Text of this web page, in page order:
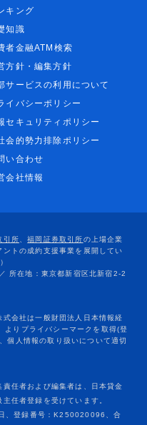
キング
知識
者金融ATM検索
方針・編集方針
サービスの利用について
イバシーポリシー
セキュリティポリシー
会的勢力排除ポリシー
い合わせ
会社情報
任者および編集者は、日本貸金
任者登録を受けています。
、登録番号：K250020096、合